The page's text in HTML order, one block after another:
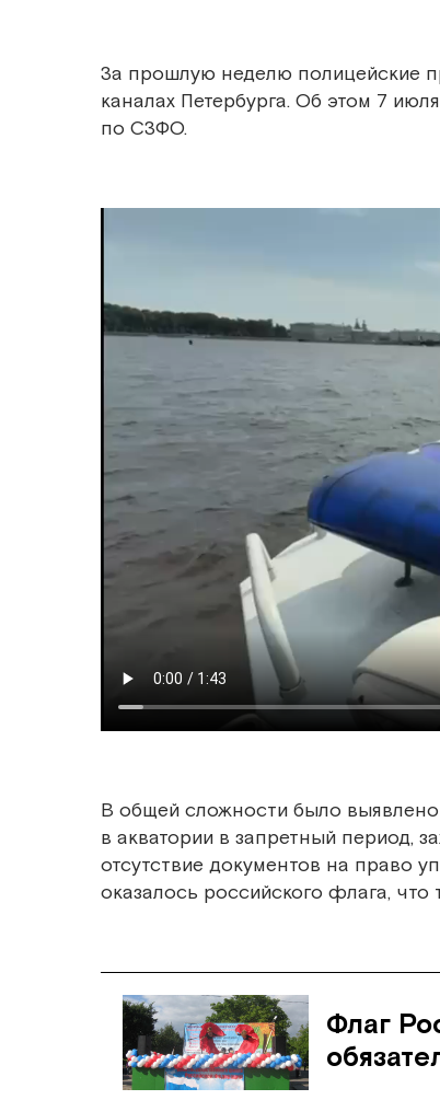
За прошлую неделю полицейские
каналах Петербурга. Об этом 7 июля
по СЗФО.
В общей сложности было
в акватории в запретный период,
отсутствие документов на право
оказалось российского флага, что
Флаг